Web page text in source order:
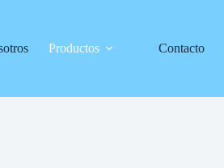
Productos Contacto